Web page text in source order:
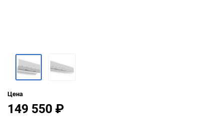
Цена
149 550₽